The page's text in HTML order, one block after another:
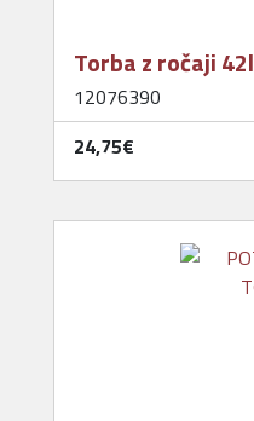
Torba z ročaji 42l
12076390
24,75‎€